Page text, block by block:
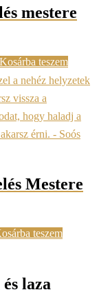
mestere
Kosárba teszem
Mestere
teszem
laza